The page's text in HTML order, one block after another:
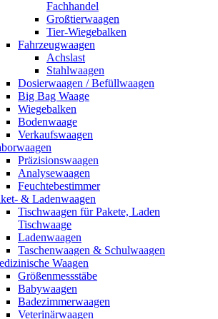
Fachhandel
Großtierwaagen
Tier-Wiegebalken
Fahrzeugwaagen
Achslast
Stahlwaagen
Dosierwaagen / Befüllwaagen
Big Bag Waage
Wiegebalken
Bodenwaage
Verkaufswaagen
Präzisionswaagen
Analysewaagen
Feuchtebestimmer
& Ladenwaagen
Tischwaagen für Pakete, Laden
Tischwaage
Ladenwaagen
Taschenwaagen & Schulwaagen
Waagen
Größenmessstäbe
Babywaagen
Badezimmerwaagen
Veterinärwaagen